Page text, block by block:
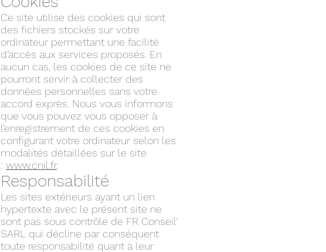
Ce site utilise des cookies qui sont
des fichiers stockés sur votre
ordinateur permettant une facilité
d’accès aux services proposés. En
aucun cas, les cookies de ce site ne
pourront servir à collecter des
données personnelles sans votre
accord exprès. Nous vous informons
que vous pouvez vous opposer à
l’enregistrement de ces cookies en
configurant votre ordinateur selon les
modalités détaillées sur le site
: www.cnil.fr.
Responsabilité
Les sites extérieurs ayant un lien
hypertexte avec le présent site ne
sont pas sous contrôle de FR Conseil’
SARL qui décline par conséquent
toute responsabilité quant à leur